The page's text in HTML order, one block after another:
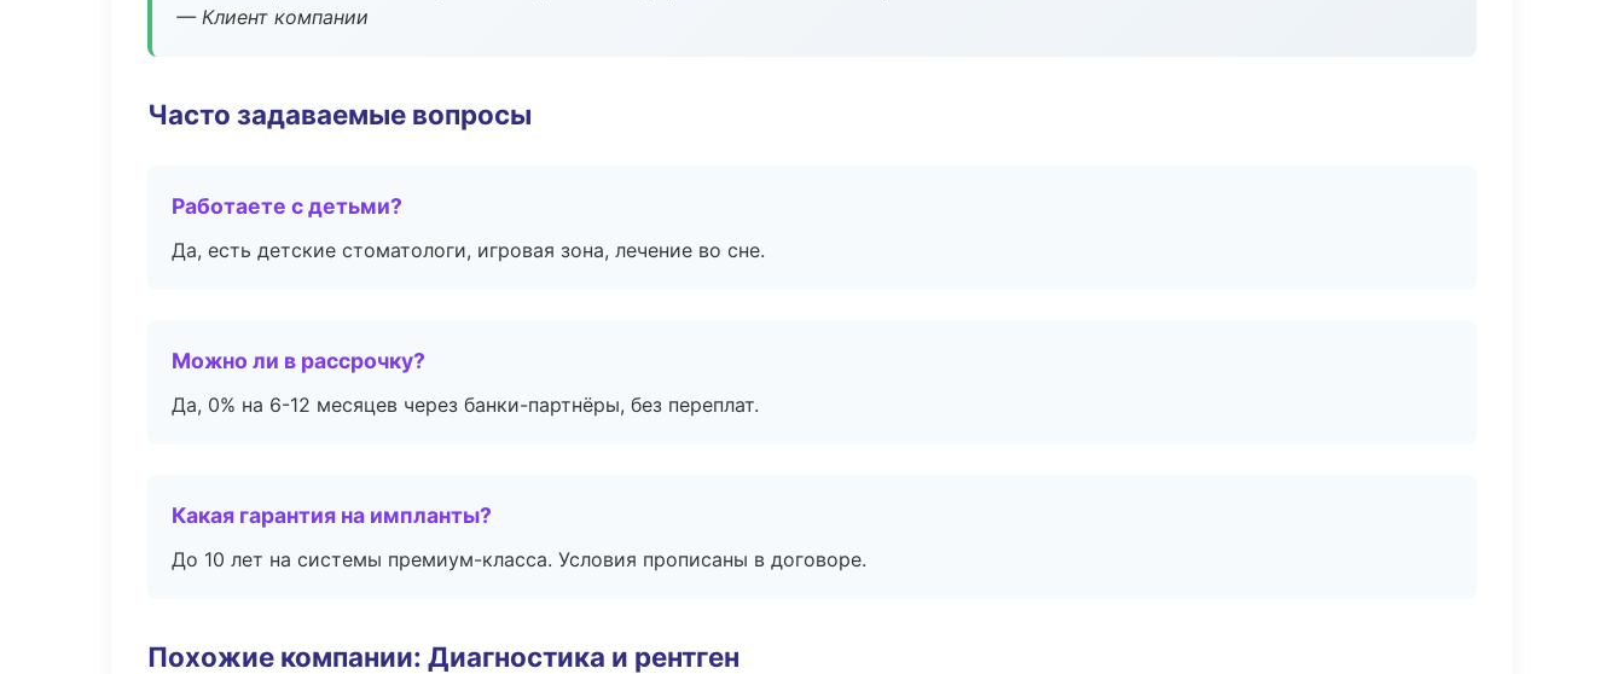
— Клиент компании
Часто задаваемые вопросы
Работаете с детьми?
Да, есть детские стоматологи, игровая зона, лечение во сне.
Можно ли в рассрочку?
Да, 0% на 6-12 месяцев через банки-партнёры, без переплат.
Какая гарантия на импланты?
До 10 лет на системы премиум-класса. Условия прописаны в договоре.
Похожие компании: Диагностика и рентген